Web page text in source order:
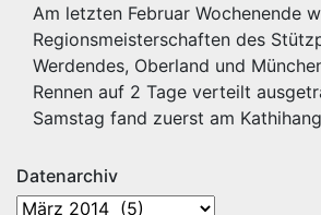
Am letzten Februar Wochenende
Regionsmeisterschaften des
Werdendes, Oberland und
Rennen auf 2 Tage verteilt
Samstag fand zuerst am
Datenarchiv
Datenarchiv